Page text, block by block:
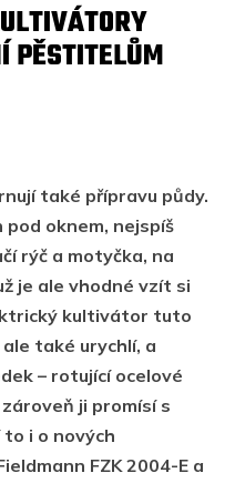
PĚSTITELŮM
také přípravu půdy.
pod oknem, nejspíš
rýč a motyčka, na
je ale vhodné vzít si
kultivátor tuto
také urychlí, a
– rotující ocelové
ji promísí s
i o nových
FZK 2004-E a